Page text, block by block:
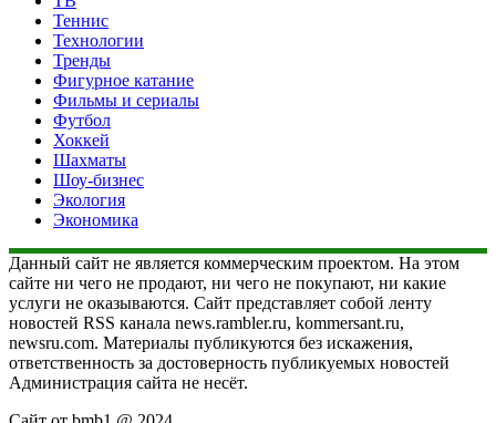
Теннис
Технологии
Тренды
Фигурное катание
Фильмы и сериалы
Футбол
Хоккей
Шахматы
Шоу-бизнес
Экология
Экономика
Данный сайт не является коммерческим проектом. На этом
сайте ни чего не продают, ни чего не покупают, ни какие
услуги не оказываются. Сайт представляет собой ленту
новостей RSS канала news.rambler.ru, kommersant.ru,
newsru.com. Материалы публикуются без искажения,
ответственность за достоверность публикуемых новостей
Администрация сайта не несёт.